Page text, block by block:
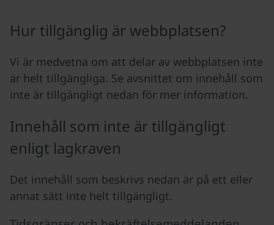
Hur tillgänglig är webbplatsen?
Vi är medvetna om att delar av webbplatsen inte
är helt tillgängliga. Se avsnittet om innehåll som
inte är tillgängligt nedan för mer information.
Innehåll som inte är tillgängligt
enligt lagkraven
Det innehåll som beskrivs nedan är på ett eller
annat sätt inte helt tillgängligt.